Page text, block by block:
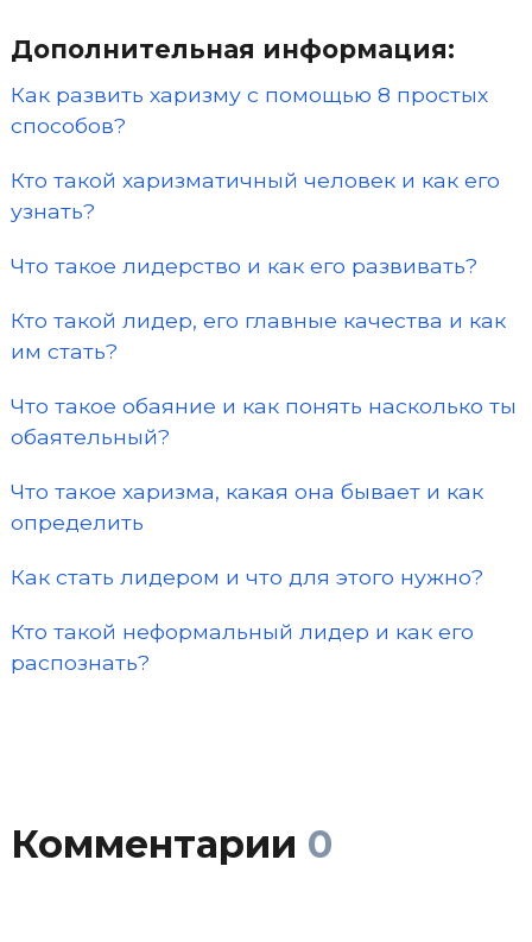
Дополнительная информация:
Как развить харизму с помощью 8 простых
способов?
Кто такой харизматичный человек и как его
узнать?
Что такое лидерство и как его развивать?
Кто такой лидер, его главные качества и как
им стать?
Что такое обаяние и как понять насколько ты
обаятельный?
Что такое харизма, какая она бывает и как
определить
Как стать лидером и что для этого нужно?
Кто такой неформальный лидер и как его
распознать?
Комментарии 0